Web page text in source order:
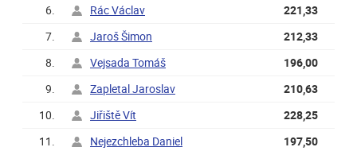
6.
Rác Václav
221,33
7.
Jaroš Šimon
212,33
8.
Vejsada Tomáš
196,00
9.
Zapletal Jaroslav
210,63
10.
Jiřiště Vít
228,25
11.
Nejezchleba Daniel
197,50